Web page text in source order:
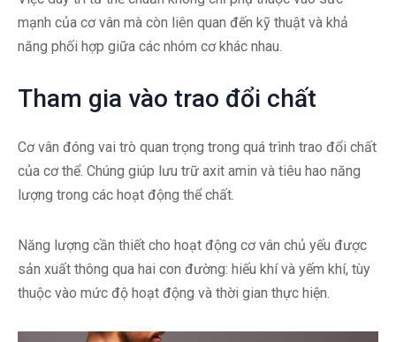
mạnh của cơ vân mà còn liên quan đến kỹ thuật và khả
năng phối hợp giữa các nhóm cơ khác nhau.
Tham gia vào trao đổi chất
Cơ vân đóng vai trò quan trọng trong quá trình trao đổi chất
của cơ thể. Chúng giúp lưu trữ axit amin và tiêu hao năng
lượng trong các hoạt động thể chất.
Năng lượng cần thiết cho hoạt động cơ vân chủ yếu được
sản xuất thông qua hai con đường: hiếu khí và yếm khí, tùy
thuộc vào mức độ hoạt động và thời gian thực hiện.